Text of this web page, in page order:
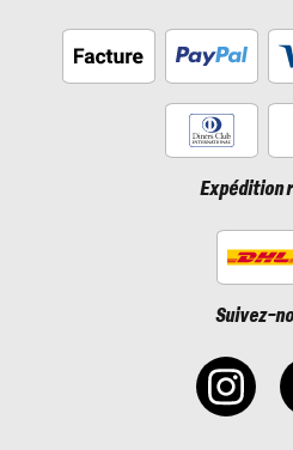
Expédition
Suivez-